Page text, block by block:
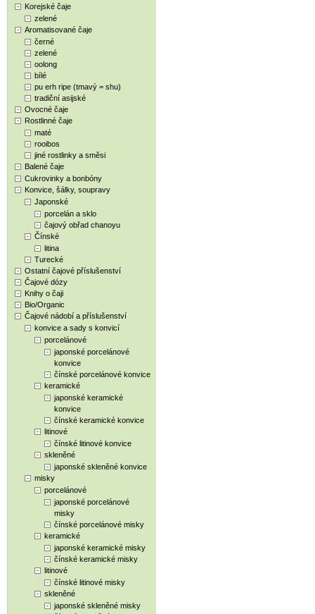
Korejské čaje
zelené
Aromatisované čaje
černé
zelené
oolong
bílé
pu erh ripe (tmavý = shu)
tradiční asijské
Ovocné čaje
Rostlinné čaje
maté
rooibos
jiné rostlinky a směsi
Balené čaje
Cukrovinky a bonbóny
Konvice, šálky, soupravy
Japonské
porcelán a sklo
čajový obřad chanoyu
Čínské
litina
Turecké
Ostatní čajové příslušenství
Čajové dózy
Knihy o čaji
Bio/Organic
Čajové nádobí a příslušenství
konvice a sady s konvicí
porcelánové
japonské porcelánové
konvice
čínské porcelánové konvice
keramické
japonské keramické
konvice
čínské keramické konvice
litinové
čínské litinové konvice
skleněné
japonské skleněné konvice
misky
porcelánové
japonské porcelánové
misky
čínské porcelánové misky
keramické
japonské keramické misky
čínské keramické misky
litinové
čínské litinové misky
skleněné
japonské skleněné misky